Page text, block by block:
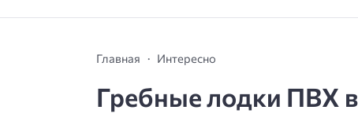
Главная Интересно
Гребные лодки ПВХ